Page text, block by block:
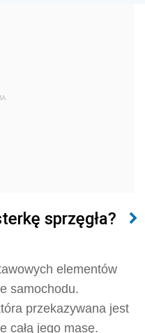
sprzęgła?
elementów
samochodu.
przekazywana jest
całą jego masę.